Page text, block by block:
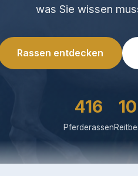
was Sie wissen
Rassen entdecken
416
Pferderassen